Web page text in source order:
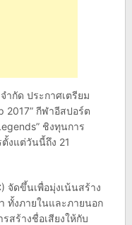
ำกัด ประกาศเตรียม
2017” กีฬาอีสปอร์ต
ชิงทุนการ
งแต่วันนี้ถึง 21
จัดขึ้นเพื่อมุ่งเน้นสร้าง
ทั้งภายในและภายนอก
สร้างชื่อเสียงให้กับ